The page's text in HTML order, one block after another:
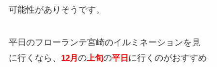
可能性がありそうです。
平日のフローランテ宮崎のイルミネーションを見
に行くなら、 12月 の上旬の平日 に行くのがおすすめ